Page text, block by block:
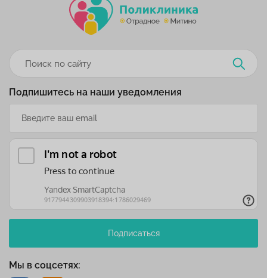
Мы в соцсетях:
Подпишитесь на наши уведомления
Подписаться